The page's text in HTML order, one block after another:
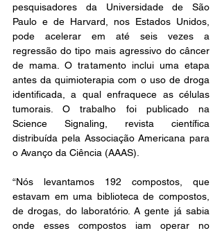
pesquisadores da Universidade de São
Paulo e de Harvard, nos Estados Unidos,
pode acelerar em até seis vezes a
regressão do tipo mais agressivo do câncer
de mama. O tratamento inclui uma etapa
antes da quimioterapia com o uso de droga
identificada, a qual enfraquece as células
tumorais. O trabalho foi publicado na
Science Signaling, revista científica
distribuída pela Associação Americana para
o Avanço da Ciência (AAAS).
“Nós levantamos 192 compostos, que
estavam em uma biblioteca de compostos,
de drogas, do laboratório. A gente já sabia
onde esses compostos iam operar no